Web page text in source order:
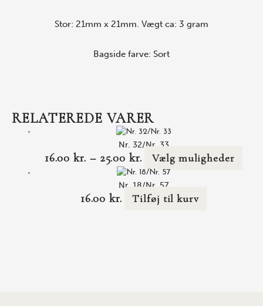
Stor: 21mm x 21mm. Vægt ca: 3 gram
Bagside farve: Sort
RELATEREDE VARER
Nr. 32/Nr. 33
16.00kr. – 25.00kr. Vælg muligheder
Nr. 18/Nr. 57
16.00kr. Tilføj til kurv